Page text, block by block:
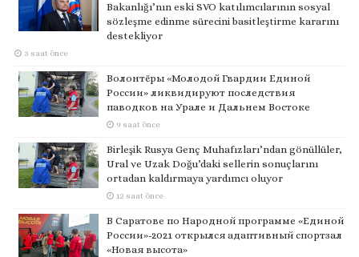
Bakanlığı’nın eski SVO katılımcılarının sosyal
sözleşme edinme sürecini basitleştirme kararını
destekliyor
3 saat önce
Волонтёры «Молодой Гвардии Единой
России» ликвидируют последствия
паводков на Урале и Дальнем Востоке
9 saat önce
Birleşik Rusya Genç Muhafızları’ndan gönüllüler,
Ural ve Uzak Doğu’daki sellerin sonuçlarını
ortadan kaldırmaya yardımcı oluyor
12 saat önce
В Саратове по Народной программе «Единой
России»-2021 открылся адаптивный спортзал
«Новая высота»